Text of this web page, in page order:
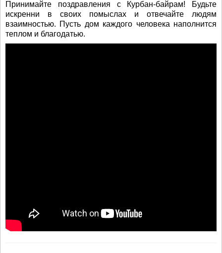
Принимайте поздравления с Курбан-байрам! Будьте
искренни в своих помыслах и отвечайте людям
взаимностью. Пусть дом каждого человека наполнится
теплом и благодатью.